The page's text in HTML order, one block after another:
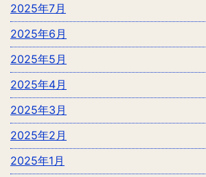
2025年7月
2025年6月
2025年5月
2025年4月
2025年3月
2025年2月
2025年1月